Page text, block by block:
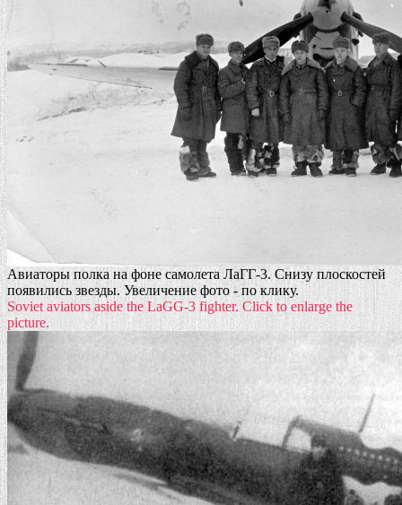
Авиаторы полка на фоне самолета ЛаГГ-3. Снизу плоскостей
появились звезды. Увеличение фото - по клику.
Soviet aviators aside the LaGG-3 fighter. Click to enlarge the
picture.